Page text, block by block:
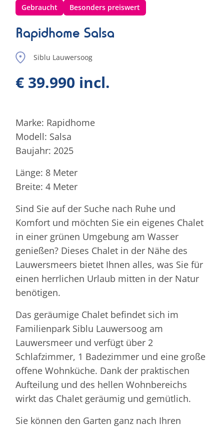
Gebraucht Besonders preiswert
Rapidhome Salsa
Siblu Lauwersoog
€ 39.990 incl.
Marke: Rapidhome
Modell: Salsa
Baujahr: 2025
Länge: 8 Meter
Breite: 4 Meter
Sind Sie auf der Suche nach Ruhe und
Komfort und möchten Sie ein eigenes Chalet
in einer grünen Umgebung am Wasser
genießen? Dieses Chalet in der Nähe des
Lauwersmeers bietet Ihnen alles, was Sie für
einen herrlichen Urlaub mitten in der Natur
benötigen.
Das geräumige Chalet befindet sich im
Familienpark Siblu Lauwersoog am
Lauwersmeer und verfügt über 2
Schlafzimmer, 1 Badezimmer und eine große
offene Wohnküche. Dank der praktischen
Aufteilung und des hellen Wohnbereichs
wirkt das Chalet geräumig und gemütlich.
Sie können den Garten ganz nach Ihren